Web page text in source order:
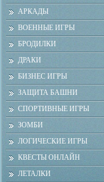
АРКАДЫ
ВОЕННЫЕ ИГРЫ
БРОДИЛКИ
ДРАКИ
БИЗНЕС ИГРЫ
ЗАЩИТА БАШНИ
СПОРТИВНЫЕ ИГРЫ
ЗОМБИ
ЛОГИЧЕСКИЕ ИГРЫ
КВЕСТЫ ОНЛАЙН
ЛЕТАЛКИ